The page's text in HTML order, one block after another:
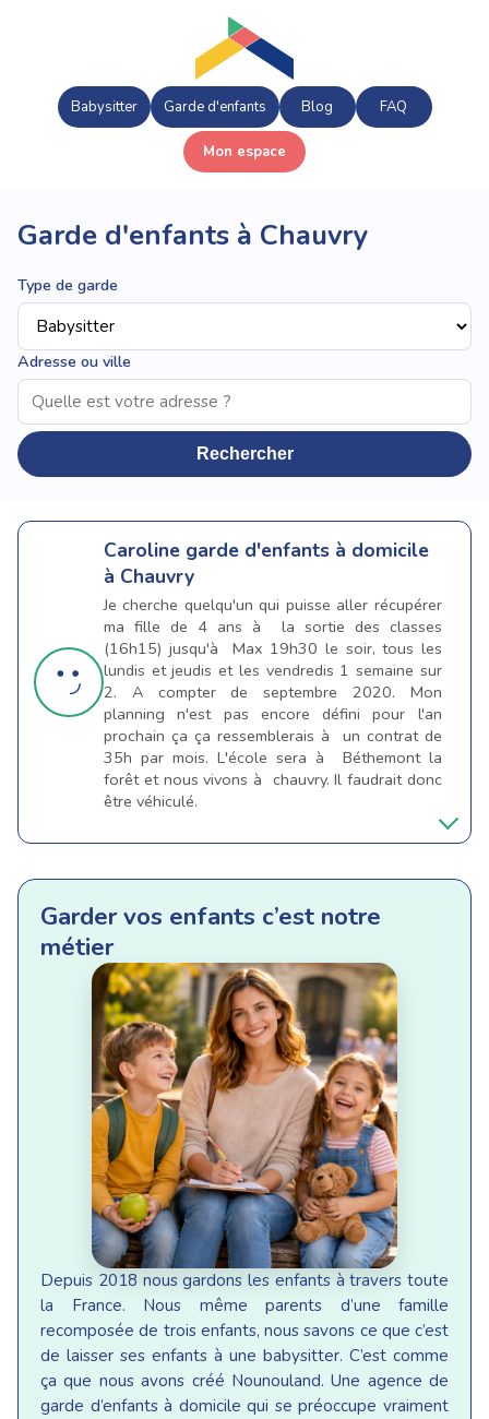
Babysitter Garde d'enfants Blog FAQ
Mon espace
Garde d'enfants à Chauvry
Type de garde
Adresse ou ville
Rechercher
Caroline garde d'enfants à domicile
à Chauvry
Je cherche quelqu'un qui puisse aller récupérer
ma fille de 4 ans à la sortie des classes
(16h15) jusqu'à Max 19h30 le soir, tous les
lundis et jeudis et les vendredis 1 semaine sur
2. A compter de septembre 2020. Mon
planning n'est pas encore défini pour l'an
prochain ça ça ressemblerais à un contrat de
35h par mois. L'école sera à Béthemont la
forêt et nous vivons à chauvry. Il faudrait donc
être véhiculé.
Garder vos enfants c’est notre
métier
Depuis 2018 nous gardons les enfants à travers toute
la France. Nous même parents d’une famille
recomposée de trois enfants, nous savons ce que c’est
de laisser ses enfants à une babysitter. C’est comme
ça que nous avons créé Nounouland. Une agence de
garde d’enfants à domicile qui se préoccupe vraiment